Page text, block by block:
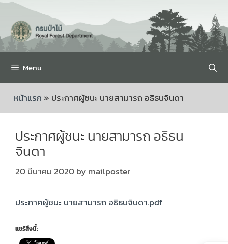
Menu
หน้าแรก » ประกาศผู้ชนะ นายสามารถ อธิธนจินดา
ประกาศผู้ชนะ นายสามารถ อธิธน
จินดา
20 มีนาคม 2020bymailposter
ประกาศผู้ชนะ นายสามารถ อธิธนจินดา.pdf
แชร์สิ่งนี้: